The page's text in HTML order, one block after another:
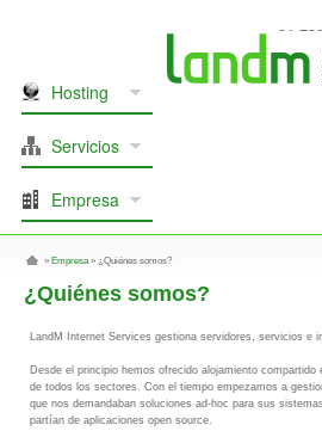
91
Hosting
Servicios
Empresa
» Empresa» ¿Quiénes somos?
¿Quiénes somos?
LandM Internet Services gestiona servidores, servicios e
Desde el principio hemos ofrecido alojamiento
de todos los sectores. Con el tiempo empezamos a
que nos demandaban soluciones ad-hoc para sus
partían de aplicaciones open source.